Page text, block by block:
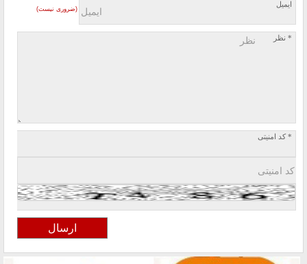
ایمیل
(ضروری نیست)
* نظر
* کد امنیتی